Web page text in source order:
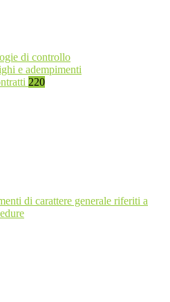
di controllo
e adempimenti
220
di carattere generale riferiti a